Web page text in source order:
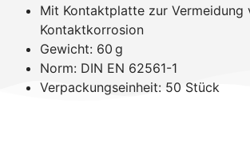
Mit Kontaktplatte zur Vermeidung
Kontaktkorrosion
Gewicht: 60 g
Norm: DIN EN 62561-1
Verpackungseinheit: 50 Stück